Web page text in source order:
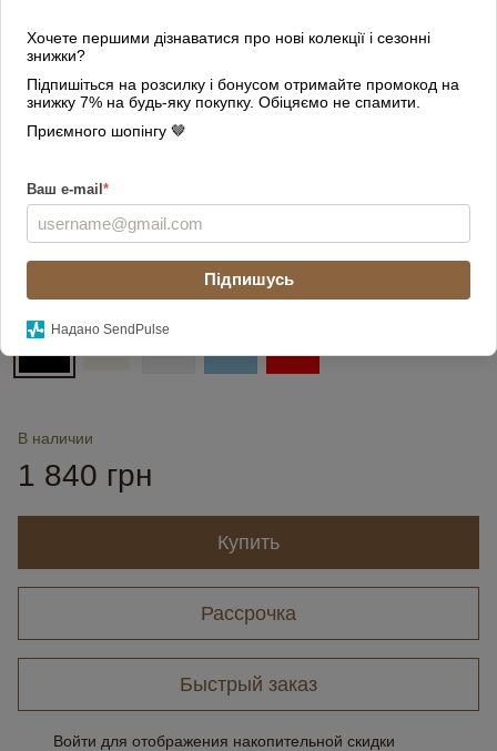
Хочете першими дізнаватися про нові колекції і сезонні
знижки?
Підпишіться на розсилку і бонусом отримайте промокод на
знижку 7% на будь-яку покупку. Обіцяємо не спамити.
Приємного шопінгу 🤎
Ваш e-mail *
Підпишусь
Надано SendPulse
Цвет
В наличии
1 840 грн
Купить
Рассрочка
Быстрый заказ
Войти для отображения накопительной скидки